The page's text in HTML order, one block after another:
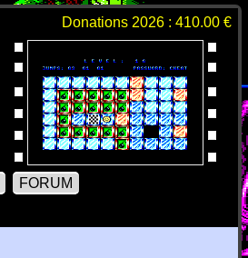
Donations 2026 : 410.00 €
FORUM